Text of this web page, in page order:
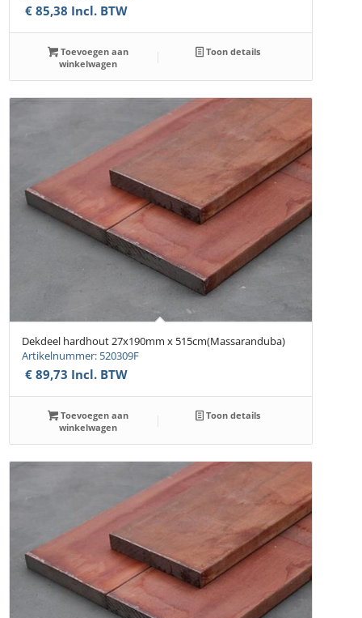
€ 85,38 Incl. BTW
Toevoegen aan
winkelwagen
Toon details
Dekdeel hardhout 27x190mm x 515cm(Massaranduba)
Artikelnummer: 520309F
€ 89,73 Incl. BTW
Toevoegen aan
winkelwagen
Toon details